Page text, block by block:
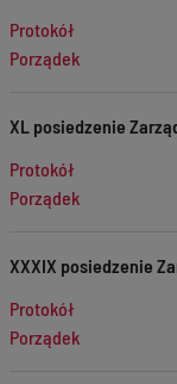
Protokół
Porządek
XL posiedzenie
Protokół
Porządek
XXXIX posiedzenie
Protokół
Porządek